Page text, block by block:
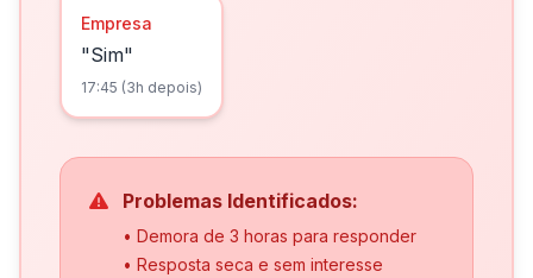
Empresa
"Sim"
17:45 (3h depois)
Problemas Identificados:
• Demora de 3 horas para responder
• Resposta seca e sem interesse